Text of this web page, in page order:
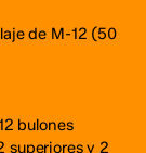
de M-12 (50
bulones
superiores y 2